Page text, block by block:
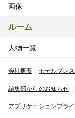
画像
ルーム
人物一覧
会社概要 モデルプレ
編集部からのお知らせ
アプリケーションプラ